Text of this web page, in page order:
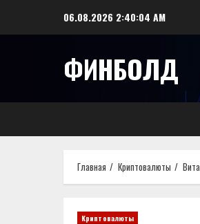
06.08.2026 2:40:04 AM
ФИНБОЛД
Главная Криптовалюты
Криптовалюты